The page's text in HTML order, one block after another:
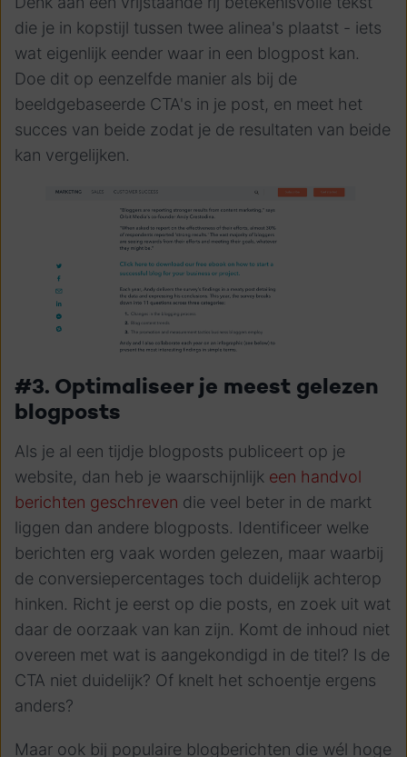
die je in kopstijl tussen twee alinea's plaatst - iets
wat eigenlijk eender waar in een blogpost kan.
Doe dit op eenzelfde manier als bij de
beeldgebaseerde CTA's in je post, en meet het
succes van beide zodat je de resultaten van beide
kan vergelijken.
#3. Optimaliseer je meest gelezen
blogposts
Als je al een tijdje blogposts publiceert op je
website, dan heb je waarschijnlijk een handvol
berichten geschreven die veel beter in de markt
liggen dan andere blogposts. Identificeer welke
berichten erg vaak worden gelezen, maar waarbij
de conversiepercentages toch duidelijk achterop
hinken. Richt je eerst op die posts, en zoek uit wat
daar de oorzaak van kan zijn. Komt de inhoud niet
overeen met wat is aangekondigd in de titel? Is de
CTA niet duidelijk? Of knelt het schoentje ergens
anders?
Maar ook bij populaire blogberichten die wél hoge